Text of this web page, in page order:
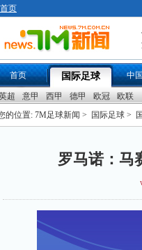
页
首页 国际足球 中
超 意甲 西甲 德甲 欧冠
欧联
的位置: 7M足球新闻 > 国际足球 >
罗马诺：马